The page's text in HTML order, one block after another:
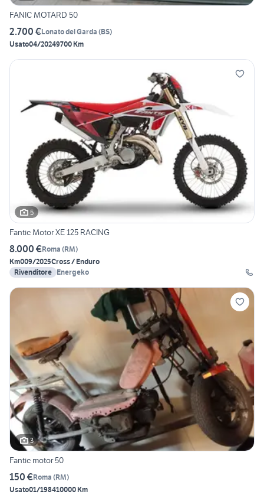
FANIC MOTARD 50
2.700 €Lonato del Garda (BS)
Usato04/20249700 Km
5
Fantic Motor XE 125 RACING
8.000 €Roma (RM)
Km009/2025Cross / Enduro
Rivenditore Energeko
3
Fantic motor 50
150 €Roma (RM)
Usato01/198410000 Km